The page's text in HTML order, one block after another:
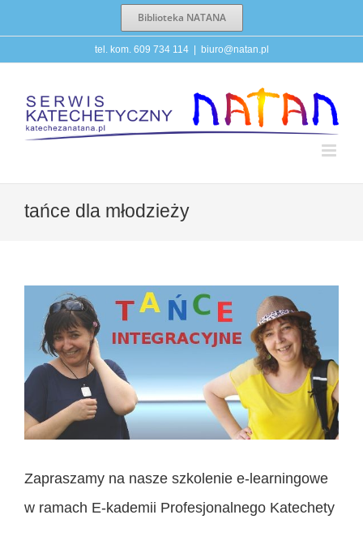
Biblioteka NATANA
tel. kom. 609 734 114 biuro@natan.pl
tańce dla młodzieży
Zapraszamy na nasze szkolenie e-learningowe
w ramach E-kademii Profesjonalnego Katechety